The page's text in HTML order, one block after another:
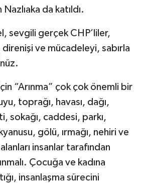
Nazlıaka da katıldı.
sevgili gerçek CHP’liler,
ve mücadeleyi, sabırla
“Arınma” çok çok önemli bir
toprağı, havası, dağı,
sokağı, caddesi, parkı,
gölü, ırmağı, nehiri ve
insanlar tarafından
Çocuğa ve kadına
insanlaşma sürecini